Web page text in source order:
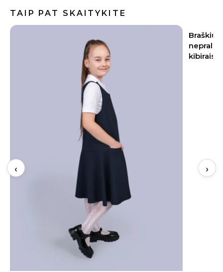
TAIP PAT SKAITYKITE
nepraleiskite šių datų – kitąmet skinsite
‹ ›